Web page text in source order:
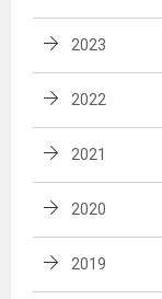
2023
2022
2021
2020
2019